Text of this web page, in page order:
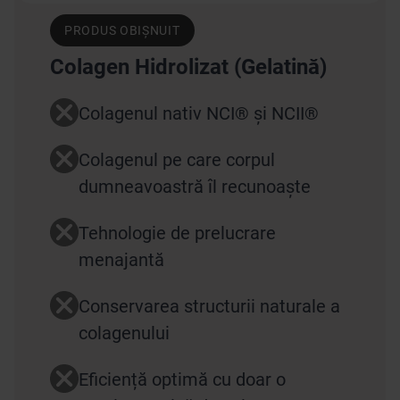
PRODUS OBIȘNUIT
Colagen Hidrolizat (Gelatină)
Colagenul nativ NCI® și NCII®
Colagenul pe care corpul
dumneavoastră îl recunoaște
Tehnologie de prelucrare
menajantă
Conservarea structurii naturale a
colagenului
Eficiență optimă cu doar o